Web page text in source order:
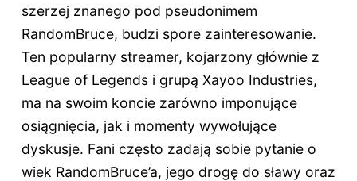
szerzej znanego pod pseudonimem
RandomBruce, budzi spore zainteresowanie.
Ten popularny streamer, kojarzony głównie z
League of Legends i grupą Xayoo Industries,
ma na swoim koncie zarówno imponujące
osiągnięcia, jak i momenty wywołujące
dyskusje. Fani często zadają sobie pytanie o
wiek RandomBruce’a, jego drogę do sławy oraz